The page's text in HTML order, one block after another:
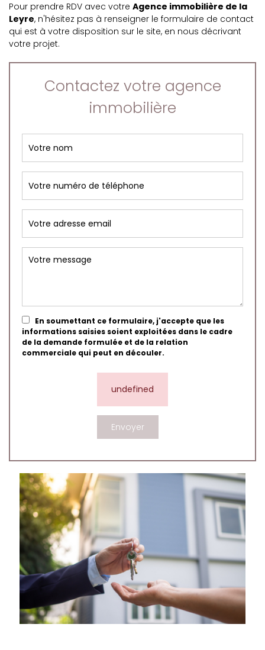
Pour prendre RDV avec votre Agence immobilière de la
Leyre, n'hésitez pas à renseigner le formulaire de contact
qui est à votre disposition sur le site, en nous décrivant
votre projet.
Contactez votre agence
immobilière
En soumettant ce formulaire, j'accepte que les
informations saisies soient exploitées dans le cadre
de la demande formulée et de la relation
commerciale qui peut en découler.
undefined